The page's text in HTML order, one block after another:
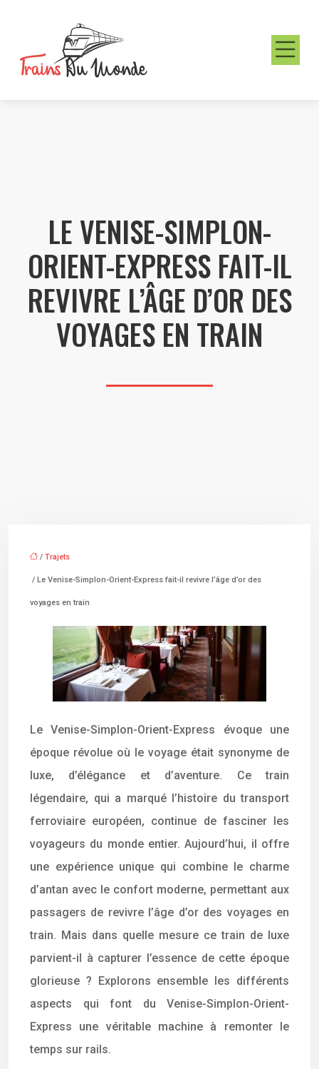
LE VENISE-SIMPLON-
ORIENT-EXPRESS FAIT-IL
REVIVRE L’ÂGE D’OR DES
VOYAGES EN TRAIN
/ Trajets
/ Le Venise-Simplon-Orient-Express fait-il revivre l’âge d’or des
voyages en train
Le Venise-Simplon-Orient-Express évoque une
époque révolue où le voyage était synonyme de
luxe, d’élégance et d’aventure. Ce train
légendaire, qui a marqué l’histoire du transport
ferroviaire européen, continue de fasciner les
voyageurs du monde entier. Aujourd’hui, il offre
une expérience unique qui combine le charme
d’antan avec le confort moderne, permettant aux
passagers de revivre l’âge d’or des voyages en
train. Mais dans quelle mesure ce train de luxe
parvient-il à capturer l’essence de cette époque
glorieuse ? Explorons ensemble les différents
aspects qui font du Venise-Simplon-Orient-
Express une véritable machine à remonter le
temps sur rails.